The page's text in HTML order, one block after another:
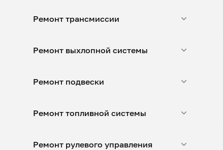
Ремонт трансмиссии
Ремонт выхлопной системы
Ремонт подвески
Ремонт топливной системы
Ремонт рулевого управления